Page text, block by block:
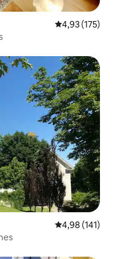
4,93 av 5 i
4,93 (175)
4,98 av 5 i
4,98 (141)